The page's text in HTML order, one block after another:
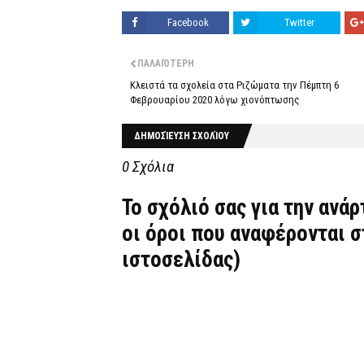
Facebook Twitter
ΠΑΛΑΙΌΤΕΡΗ
Κλειστά τα σχολεία στα Ριζώματα την Πέμπτη 6
Φεβρουαρίου 2020 λόγω χιονόπτωσης
ΔΗΜΟΣΊΕΥΣΗ ΣΧΟΛΊΟΥ
0 Σχόλια
Το σχόλιό σας για την
οι όροι που αναφέρονται
ιστοσελίδας)